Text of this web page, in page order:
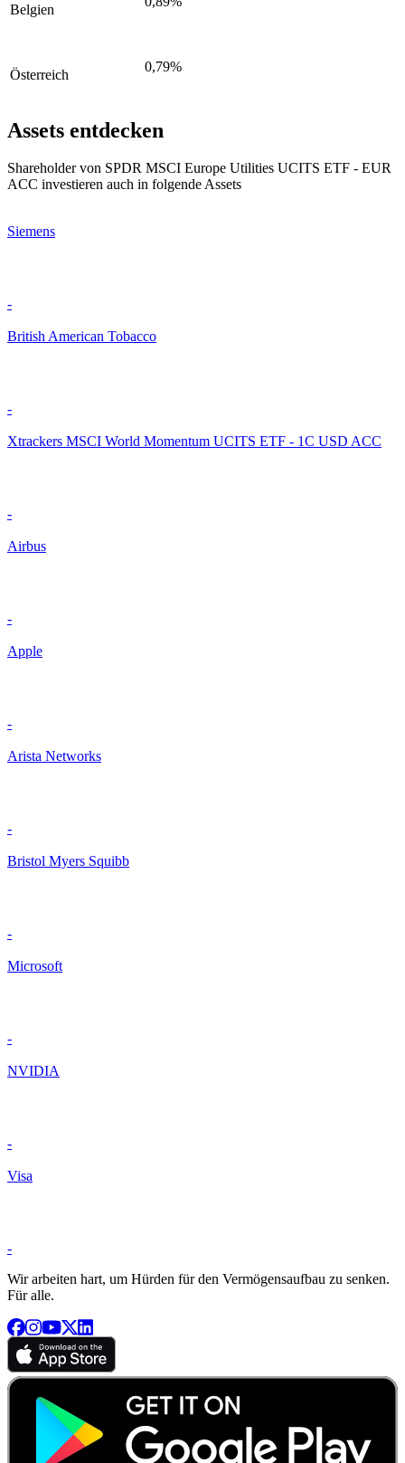
Belgien
Österreich
0,79%
Assets entdecken
Shareholder von SPDR MSCI Europe Utilities UCITS ETF - EUR
ACC investieren auch in folgende Assets
Siemens
-
British American Tobacco
-
Xtrackers MSCI World Momentum UCITS ETF - 1C USD ACC
-
Airbus
-
Apple
-
Arista Networks
-
Bristol Myers Squibb
-
Microsoft
-
NVIDIA
-
Visa
-
Wir arbeiten hart, um Hürden für den Vermögensaufbau zu senken.
Für alle.